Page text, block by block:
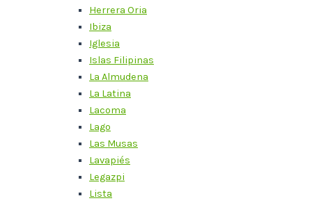
Herrera Oria
Ibiza
Iglesia
Islas Filipinas
La Almudena
La Latina
Lacoma
Lago
Las Musas
Lavapiés
Legazpi
Lista